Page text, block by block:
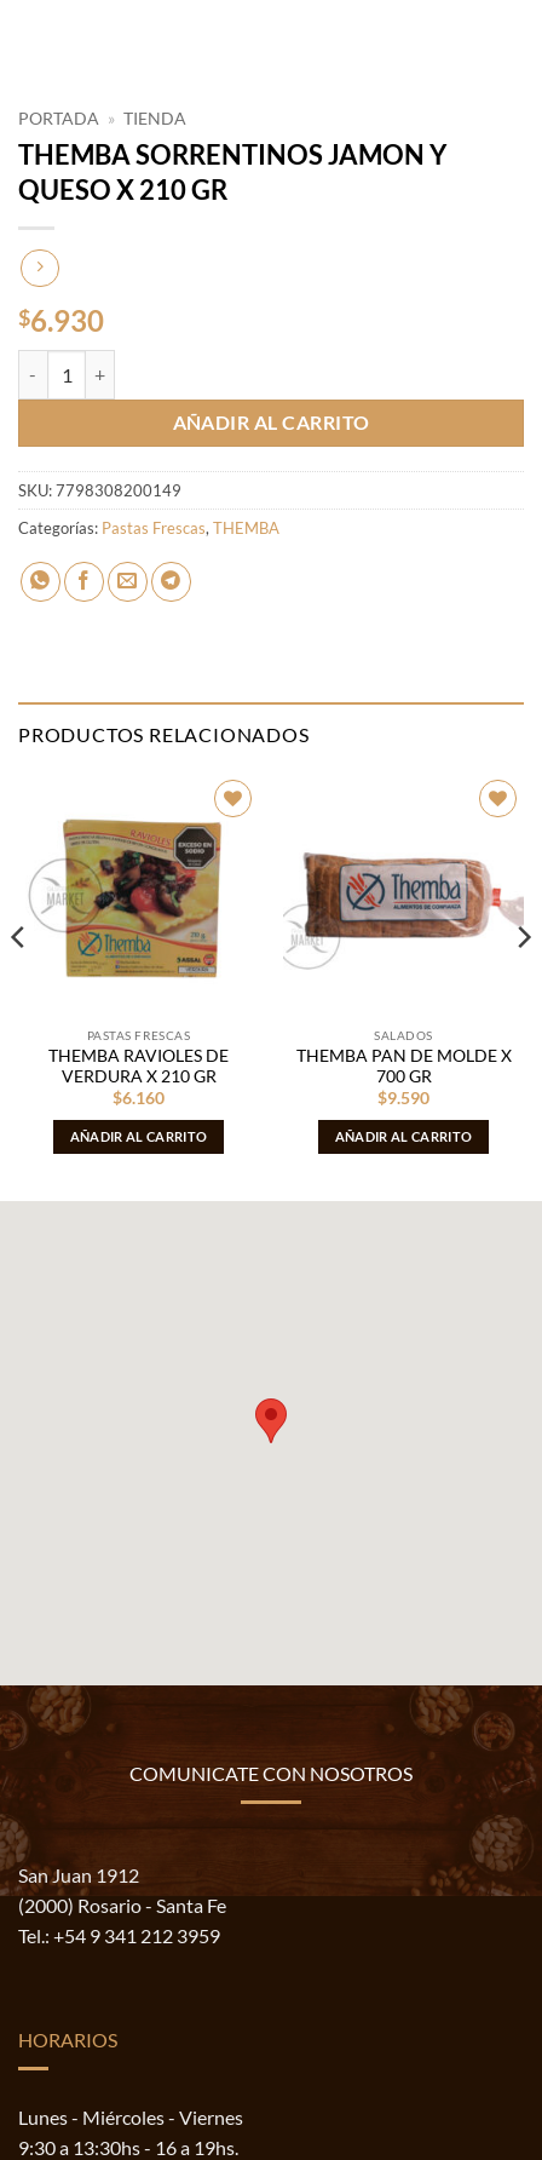
PORTADA » TIENDA
THEMBA SORRENTINOS JAMON Y
QUESO X 210 GR
$6.930
AÑADIR AL CARRITO
SKU:7798308200149
Categorías: Pastas Frescas,THEMBA
PRODUCTOS RELACIONADOS
Añadir
a la
lista de
deseos
PASTAS FRESCAS
THEMBA RAVIOLES DE
VERDURA X 210 GR
$6.160
AÑADIR AL CARRITO
lista de
deseos
SALADOS
THEMBA PAN DE MOLDE X
700 GR
$9.590
AÑADIR AL CARRITO
COMUNICATE CON NOSOTROS
San Juan 1912
(2000) Rosario - Santa Fe
Tel.: +54 9 341 212 3959
HORARIOS
Lunes - Miércoles - Viernes
9:30 a 13:30hs - 16 a 19hs.